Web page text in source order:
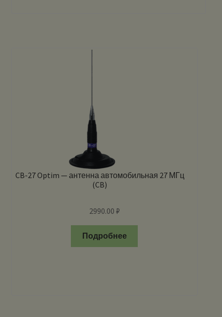
CB-27 Optim — антенна автомобильная 27 МГц
(CB)
2990.00 ₽
Подробнее